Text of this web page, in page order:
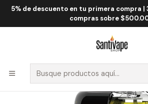
5% de descuento en tu primera compra |
compras sobre
Inicio Fume QRJOY Fume Oxyra
Fume Oxyra Baja Splash